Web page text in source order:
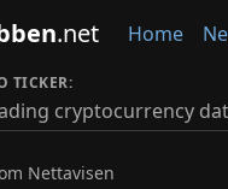
.net Home
TICKER:
cryptocurrency
Nettavisen